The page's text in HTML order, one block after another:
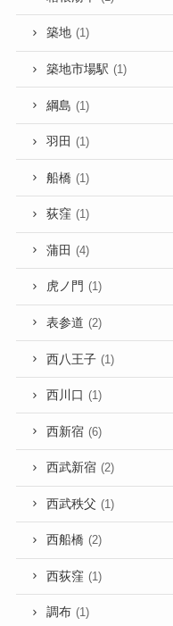
築地 (1)
築地市場駅 (1)
綱島 (1)
羽田 (1)
船橋 (1)
荻窪 (1)
蒲田 (4)
虎ノ門 (1)
表参道 (2)
西八王子 (1)
西川口 (1)
西新宿 (6)
西武新宿 (2)
西武秩父 (1)
西船橋 (2)
西荻窪 (1)
調布 (1)